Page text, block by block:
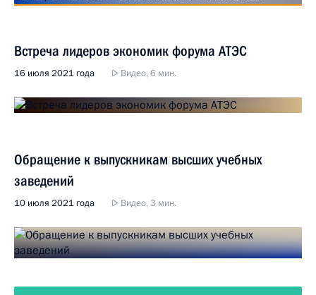
Встреча лидеров экономик форума АТЭС
16 июля 2021 года Видео, 6 мин.
Обращение к выпускникам высших учебных
заведений
10 июля 2021 года Видео, 3 мин.